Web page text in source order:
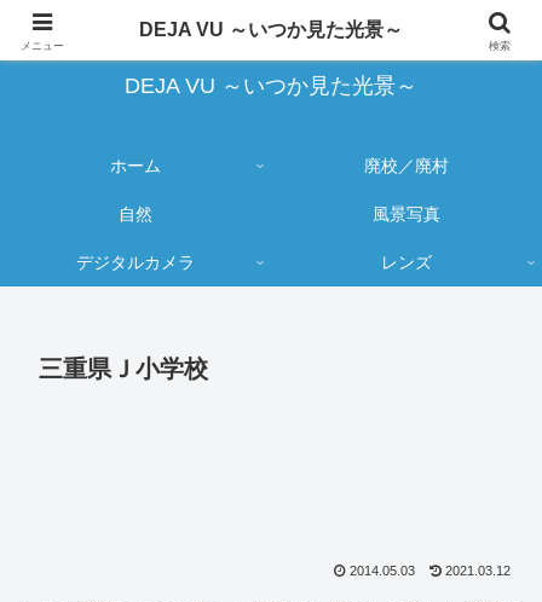
蔵出し写真の大売り出しとカメラ物欲のブログ
DEJA VU ～いつか見た光景～
ホーム 廃校／廃村
自然 風景写真
デジタルカメラ レンズ
三重県Ｊ小学校
2014.05.03 2021.03.12
メニュー
DEJA VU ～いつか見た光景～
検索